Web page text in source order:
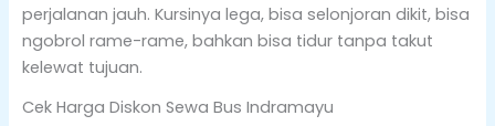
perjalanan jauh. Kursinya lega, bisa selonjoran dikit, bisa
ngobrol rame-rame, bahkan bisa tidur tanpa takut
kelewat tujuan.
Cek Harga Diskon Sewa Bus Indramayu